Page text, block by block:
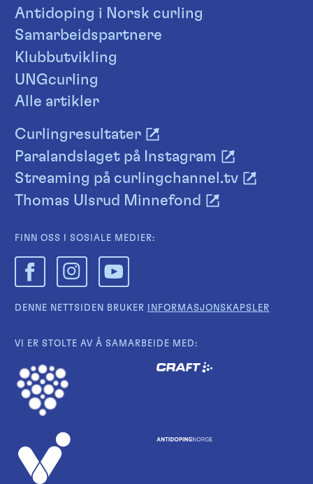
Antidoping i Norsk curling
Samarbeidspartnere
Klubbutvikling
UNGcurling
Alle artikler
Curlingresultater
Paralandslaget på Instagram
Streaming på curlingchannel.tv
Thomas Ulsrud Minnefond
FINN OSS I SOSIALE MEDIER:
DENNE NETTSIDEN BRUKER INFORMASJONSKAPSLER
VI ER STOLTE AV Å SAMARBEIDE MED: